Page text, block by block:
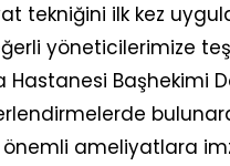
tekniğini ilk kez
yöneticilerimize
Başhekimi
önemli ameliyatlara